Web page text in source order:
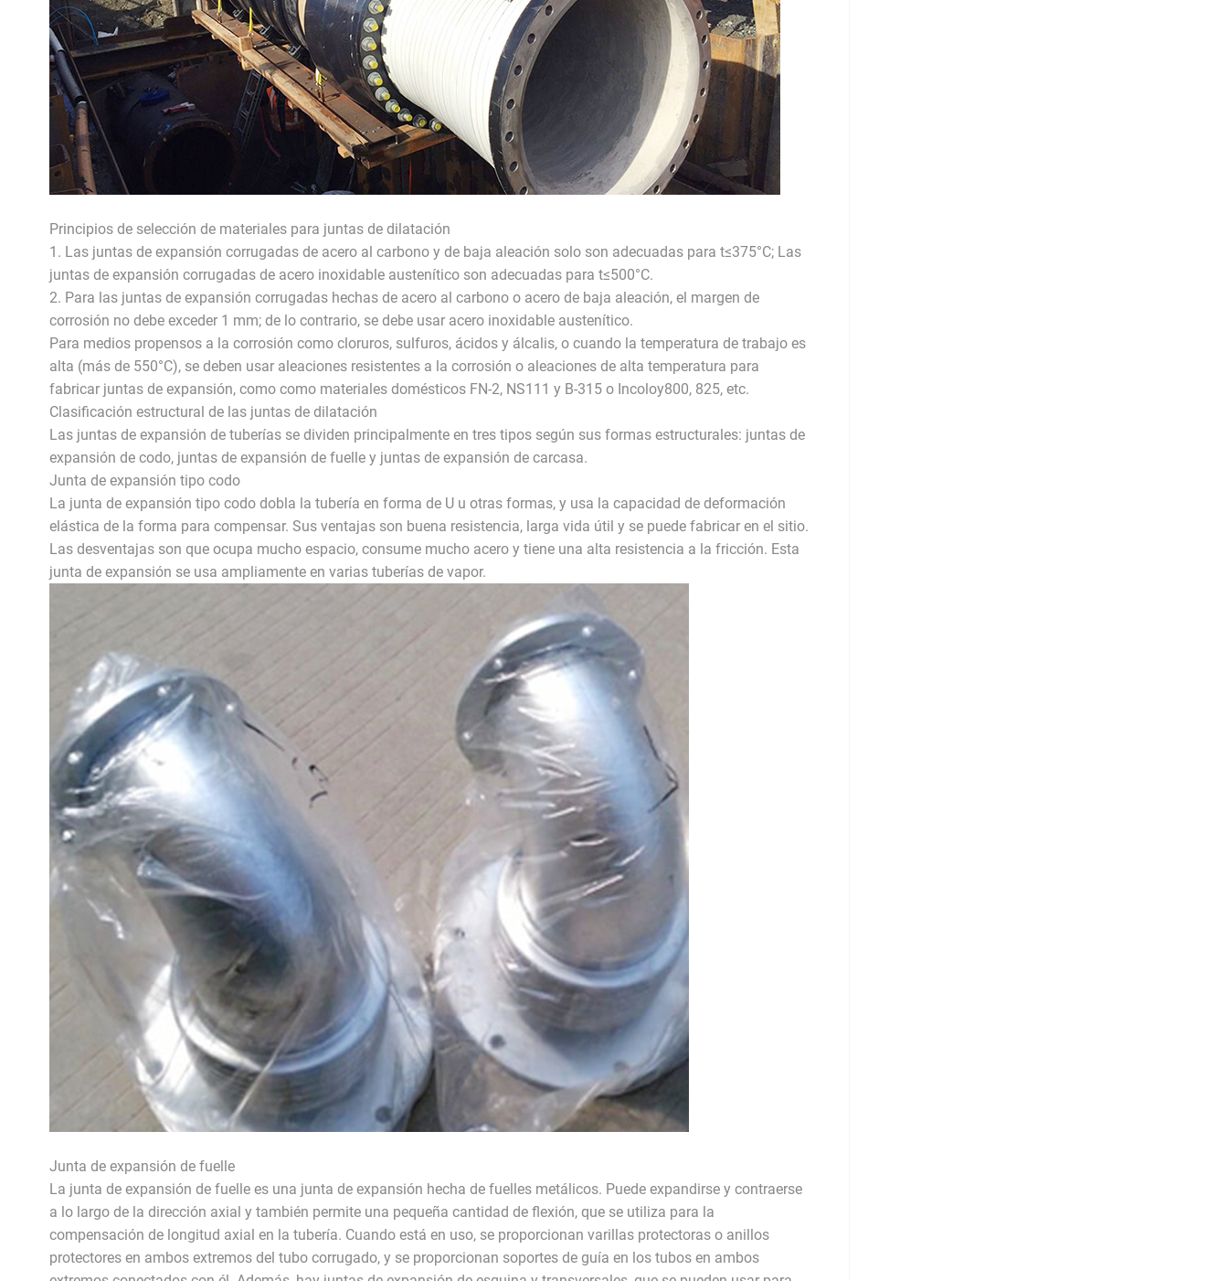
Principios de selección de materiales para juntas de dilatación
1. Las juntas de expansión corrugadas de acero al carbono y de baja aleación solo son adecuadas para t≤375°C; Las
juntas de expansión corrugadas de acero inoxidable austenítico son adecuadas para t≤500°C.
2. Para las juntas de expansión corrugadas hechas de acero al carbono o acero de baja aleación, el margen de
corrosión no debe exceder 1 mm; de lo contrario, se debe usar acero inoxidable austenítico.
Para medios propensos a la corrosión como cloruros, sulfuros, ácidos y álcalis, o cuando la temperatura de trabajo es
alta (más de 550°C), se deben usar aleaciones resistentes a la corrosión o aleaciones de alta temperatura para
fabricar juntas de expansión, como como materiales domésticos FN-2, NS111 y B-315 o Incoloy800, 825, etc.
Clasificación estructural de las juntas de dilatación
Las juntas de expansión de tuberías se dividen principalmente en tres tipos según sus formas estructurales: juntas de
expansión de codo, juntas de expansión de fuelle y juntas de expansión de carcasa.
Junta de expansión tipo codo
La junta de expansión tipo codo dobla la tubería en forma de U u otras formas, y usa la capacidad de deformación
elástica de la forma para compensar. Sus ventajas son buena resistencia, larga vida útil y se puede fabricar en el sitio.
Las desventajas son que ocupa mucho espacio, consume mucho acero y tiene una alta resistencia a la fricción. Esta
junta de expansión se usa ampliamente en varias tuberías de vapor.
Junta de expansión de fuelle
La junta de expansión de fuelle es una junta de expansión hecha de fuelles metálicos. Puede expandirse y contraerse
a lo largo de la dirección axial y también permite una pequeña cantidad de flexión, que se utiliza para la
compensación de longitud axial en la tubería. Cuando está en uso, se proporcionan varillas protectoras o anillos
protectores en ambos extremos del tubo corrugado, y se proporcionan soportes de guía en los tubos en ambos